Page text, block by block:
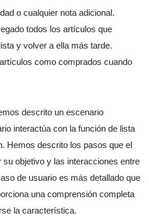
o cualquier nota adicional.
todos los artículos que
y volver a ella más tarde.
como comprados cuando
descrito un escenario
interactúa con la función de lista
Hemos descrito los pasos que el
objetivo y las interacciones entre
de usuario es más detallado que
una comprensión completa
la característica.